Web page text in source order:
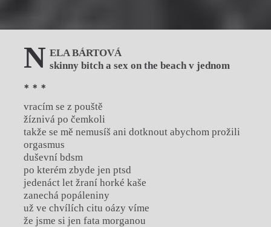
N ELA BÁRTOVÁ
skinny bitch a sex on the beach v jednom
* * *
vracím se z pouště
žíznivá po čemkoli
takže se mě nemusíš ani dotknout abychom prožili
orgasmus
duševní bdsm
po kterém zbyde jen ptsd
jedenáct let žraní horké kaše
zanechá popáleniny
už ve chvílích citu oázy víme
že jsme si jen fata morganou